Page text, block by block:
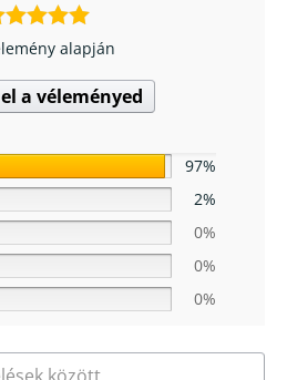
alapján
a véleményed
97%
2%
0%
0%
0%